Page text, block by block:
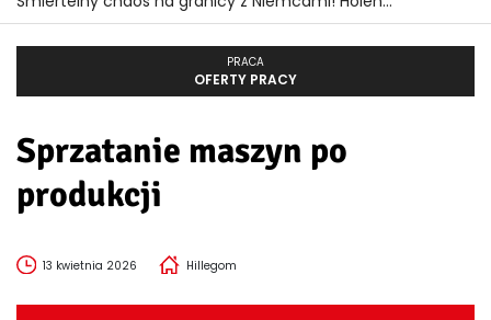
PRACA
OFERTY PRACY
Sprzatanie maszyn po
produkcji
13 kwietnia 2026 Hillegom